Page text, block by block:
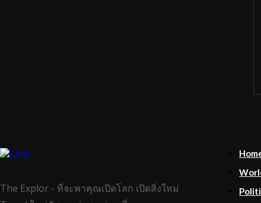
The Explor - ที่จะพาคุณเปิดโลก เปิดสิ่งใหม่